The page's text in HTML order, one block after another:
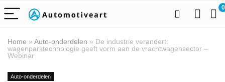
0
Home » Auto-onderdelen » De industrie verandert:
wagenparktechnologie geeft vorm aan de vrachtwagensector –
Webinar
Auto-onderdelen